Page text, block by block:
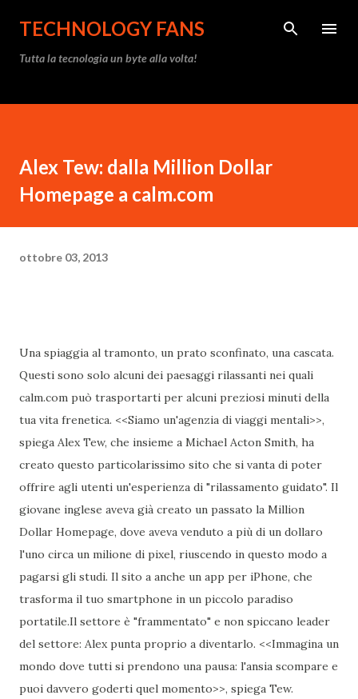
Passa ai contenuti principali
TECHNOLOGY FANS
Tutta la tecnologia un byte alla volta!
Alex Tew: dalla Million Dollar
Homepage a calm.com
ottobre 03, 2013
Una spiaggia al tramonto, un prato sconfinato, una cascata.
Questi sono solo alcuni dei paesaggi rilassanti nei quali
calm.com può trasportarti per alcuni preziosi minuti della
tua vita frenetica. <<Siamo un'agenzia di viaggi mentali>>,
spiega Alex Tew, che insieme a Michael Acton Smith, ha
creato questo particolarissimo sito che si vanta di poter
offrire agli utenti un'esperienza di "rilassamento guidato". Il
giovane inglese aveva già creato un passato la Million
Dollar Homepage, dove aveva venduto a più di un dollaro
l'uno circa un milione di pixel, riuscendo in questo modo a
pagarsi gli studi. Il sito a anche un app per iPhone, che
trasforma il tuo smartphone in un piccolo paradiso
portatile.Il settore è "frammentato" e non spiccano leader
del settore: Alex punta proprio a diventarlo. <<Immagina un
mondo dove tutti si prendono una pausa: l'ansia scompare e
puoi davvero goderti quel momento>>, spiega Tew.